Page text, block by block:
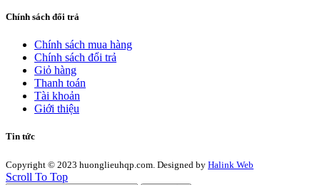
Chính sách đổi trả
Chính sách mua hàng
Chính sách đổi trả
Giỏ hàng
Thanh toán
Tài khoản
Giới thiệu
Tin tức
Copyright © 2023 huonglieuhqp.com. Designed by Halink Web
Scroll To Top